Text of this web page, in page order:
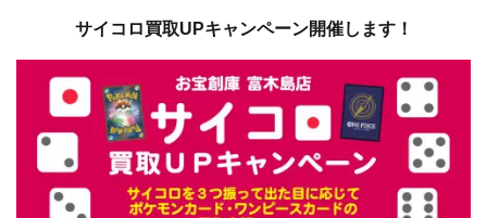
サイコロ買取UPキャンペーン開催します！